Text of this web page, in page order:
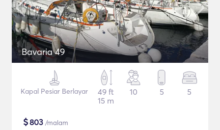
Bavaria 49
Kapal Pesiar Berlayar
49 ft
15 m
10 5 5
$803 /malam